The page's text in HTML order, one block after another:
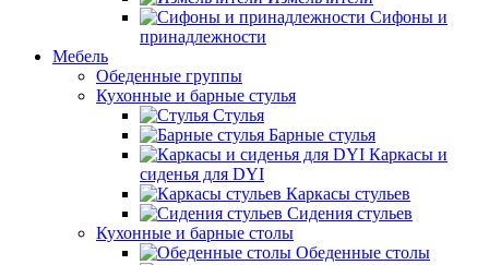
Сифоны и
принадлежности
Мебель
Обеденные группы
Кухонные и барные стулья
Стулья
Барные стулья
Каркасы и
сиденья для DYI
Каркасы стульев
Сидения стульев
Кухонные и барные столы
Обеденные столы